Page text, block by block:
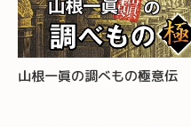
山根一眞の調べもの極意伝